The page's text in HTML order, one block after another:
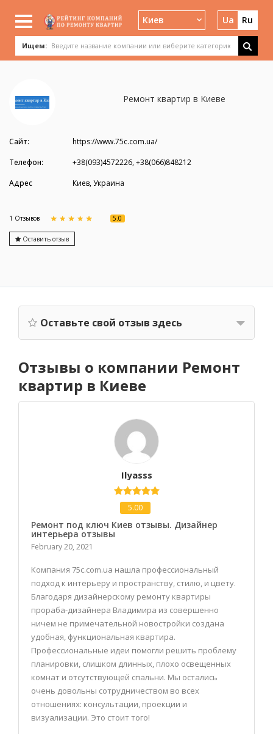
Киев Ua Ru
Ищем:
Ремонт квартир в Киеве
Сайт:
https://www.75c.com.ua/
Телефон:
+38(093)4572226, +38(066)848212
Адрес
Киев, Украина
1 Отзывов 5.0
Оставить отзыв
Оставьте свой отзыв здесь
Отзывы о компании Ремонт
квартир в Киеве
Ilyasss
5.00
Ремонт под ключ Киев отзывы. Дизайнер
интерьера отзывы
February 20, 2021
Компания 75c.com.ua нашла профессиональный
подход к интерьеру и пространству, стилю, и цвету.
Благодаря дизайнерскому ремонту квартиры
прораба-дизайнера Владимира из совершенно
ничем не примечательной новостройки создана
удобная, функциональная квартира.
Профессиональные идеи помогли решить проблему
планировки, слишком длинных, плохо освещенных
комнат и отсутствующей спальни. Мы остались
очень довольны сотрудничеством во всех
отношениях: консультации, проекции и
визуализации. Это стоит того!